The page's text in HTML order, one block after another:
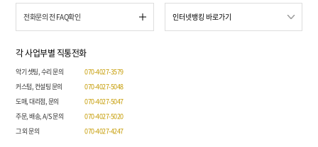
전화문의 전 FAQ확인
각 사업부별 직통전화
악기 셋팅, 수리 문의
070-4027-3579
커스텀, 컨설팅 문의
070-4027-5048
도매, 대리점, 문의
070-4027-5047
주문, 배송, A/S 문의
070-4027-5020
그 외 문의
070-4027-4247